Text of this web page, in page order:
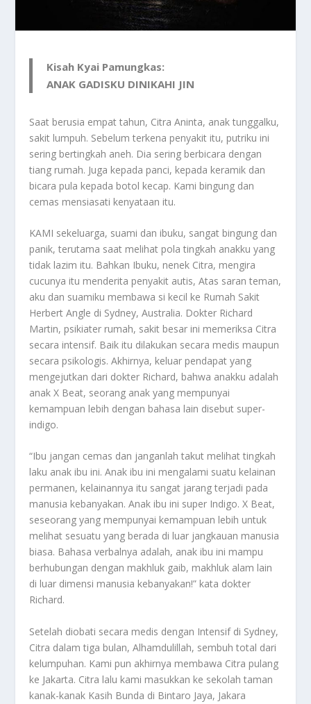
Kisah Kyai Pamungkas:
ANAK GADISKU DINIKAHI JIN
Saat berusia empat tahun, Citra Aninta, anak tunggalku,
sakit lumpuh. Sebelum terkena penyakit itu, putriku ini
sering bertingkah aneh. Dia sering berbicara dengan
tiang rumah. Juga kepada panci, kepada keramik dan
bicara pula kepada botol kecap. Kami bingung dan
cemas mensiasati kenyataan itu.
KAMI sekeluarga, suami dan ibuku, sangat bingung dan
panik, terutama saat melihat pola tingkah anakku yang
tidak lazim itu. Bahkan Ibuku, nenek Citra, mengira
cucunya itu menderita penyakit autis, Atas saran teman,
aku dan suamiku membawa si kecil ke Rumah Sakit
Herbert Angle di Sydney, Australia. Dokter Richard
Martin, psikiater rumah, sakit besar ini memeriksa Citra
secara intensif. Baik itu dilakukan secara medis maupun
secara psikologis. Akhirnya, keluar pendapat yang
mengejutkan dari dokter Richard, bahwa anakku adalah
anak X Beat, seorang anak yang mempunyai
kemampuan lebih dengan bahasa lain disebut super-
indigo.
“Ibu jangan cemas dan janganlah takut melihat tingkah
laku anak ibu ini. Anak ibu ini mengalami suatu kelainan
permanen, kelainannya itu sangat jarang terjadi pada
manusia kebanyakan. Anak ibu ini super Indigo. X Beat,
seseorang yang mempunyai kemampuan lebih untuk
melihat sesuatu yang berada di luar jangkauan manusia
biasa. Bahasa verbalnya adalah, anak ibu ini mampu
berhubungan dengan makhluk gaib, makhluk alam lain
di luar dimensi manusia kebanyakan!” kata dokter
Richard.
Setelah diobati secara medis dengan Intensif di Sydney,
Citra dalam tiga bulan, Alhamdulillah, sembuh total dari
kelumpuhan. Kami pun akhirnya membawa Citra pulang
ke Jakarta. Citra lalu kami masukkan ke sekolah taman
kanak-kanak Kasih Bunda di Bintaro Jaya, Jakara